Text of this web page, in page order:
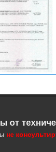
от
не